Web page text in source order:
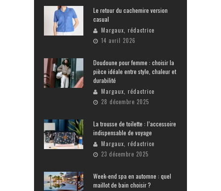
Le retour du cachemire version
casual
Margaux, rédactrice
14 avril 2026
Doudoune pour femme : choisir la
pièce idéale entre style, chaleur et
durabilité
Margaux, rédactrice
28 décembre 2025
La trousse de toilette : l’accessoire
indispensable de voyage
Margaux, rédactrice
23 décembre 2025
Week-end spa en automne : quel
maillot de bain choisir ?